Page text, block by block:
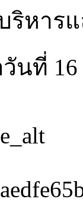
ริหาร
นที่